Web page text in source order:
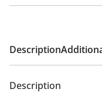
Description
Description